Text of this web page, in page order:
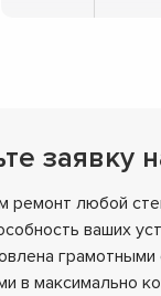
заявку
ремонт любой
ваших
в максимально